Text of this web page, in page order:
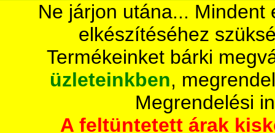
Ne járjon utána...
elkészítéséhez
Termékeinket bárki
üzleteinkben,
Megrendelési
A feltüntetett árak